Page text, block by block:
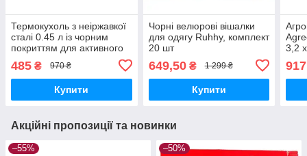
Термокухоль з неіржавкої
сталі 0.45 л із чорним
покриттям для активного
відпочинку зберігає тепло
до 43 °C на 24 год
485 ₴ 970 ₴
Купити
Чорні велюрові вішалки
для одягу Ruhhy, комплект
20 шт
649,50₴ 1 299 ₴
Купити
3,2
Акційні пропозиції та новинки
–55% –50%